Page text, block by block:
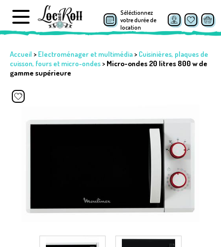
Séléctionnez
votre durée de
location
Accueil > Electroménager et multimédia> Cuisinières, plaques de
cuisson, fours et micro-ondes> Micro-ondes 20 litres 800 w de
gamme supérieure